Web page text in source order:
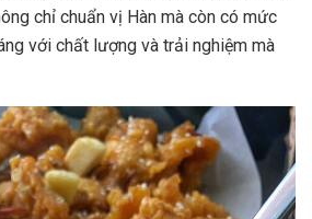
chỉ chuẩn vị Hàn mà còn có mức
với chất lượng và trải nghiệm mà